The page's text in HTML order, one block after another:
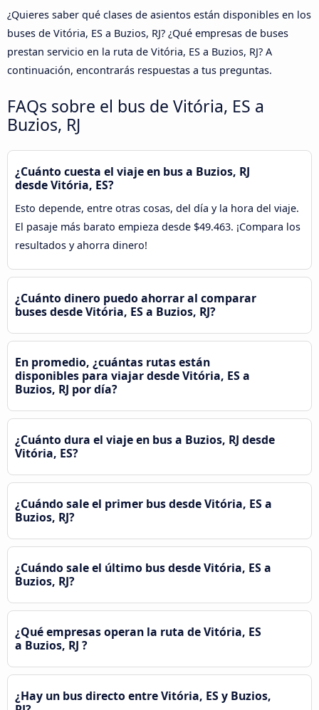
¿Quieres saber qué clases de asientos están disponibles en los
buses de Vitória, ES a Buzios, RJ? ¿Qué empresas de buses
prestan servicio en la ruta de Vitória, ES a Buzios, RJ? A
continuación, encontrarás respuestas a tus preguntas.
FAQs sobre el bus de Vitória, ES a
Buzios, RJ
¿Cuánto cuesta el viaje en bus a Buzios, RJ
desde Vitória, ES?
Esto depende, entre otras cosas, del día y la hora del viaje.
El pasaje más barato empieza desde $49.463. ¡Compara los
resultados y ahorra dinero!
¿Cuánto dinero puedo ahorrar al comparar
buses desde Vitória, ES a Buzios, RJ?
En promedio, ¿cuántas rutas están
disponibles para viajar desde Vitória, ES a
Buzios, RJ por día?
¿Cuánto dura el viaje en bus a Buzios, RJ desde
Vitória, ES?
¿Cuándo sale el primer bus desde Vitória, ES a
Buzios, RJ?
¿Cuándo sale el último bus desde Vitória, ES a
Buzios, RJ?
¿Qué empresas operan la ruta de Vitória, ES
a Buzios, RJ ?
¿Hay un bus directo entre Vitória, ES y Buzios,